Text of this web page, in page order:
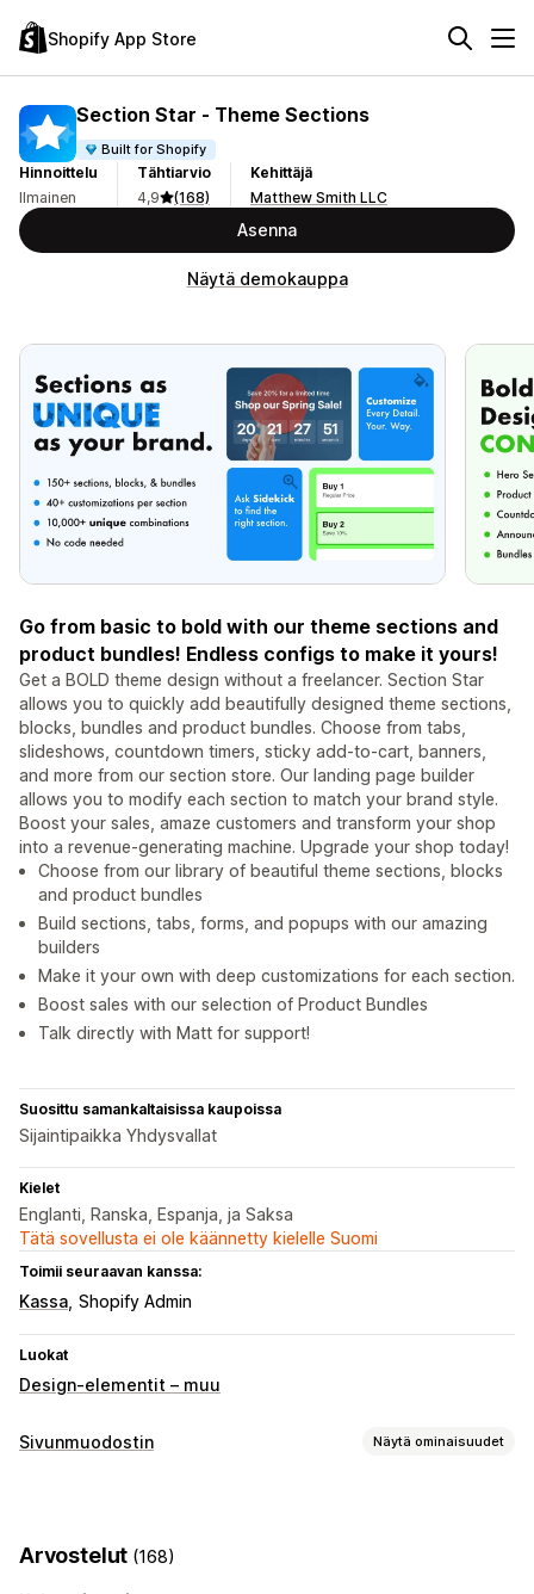
Shopify App Store
Section Star ‑ Theme Sections
Built for Shopify
Hinnoittelu
Ilmainen
Tähtiarvio
4,9
(168)
Kehittäjä
Matthew Smith LLC
Asenna
Näytä demokauppa
Go from basic to bold with our theme sections and
product bundles! Endless configs to make it yours!
Get a BOLD theme design without a freelancer. Section Star
allows you to quickly add beautifully designed theme sections,
blocks, bundles and product bundles. Choose from tabs,
slideshows, countdown timers, sticky add-to-cart, banners,
and more from our section store. Our landing page builder
allows you to modify each section to match your brand style.
Boost your sales, amaze customers and transform your shop
into a revenue-generating machine. Upgrade your shop today!
Choose from our library of beautiful theme sections, blocks
and product bundles
Build sections, tabs, forms, and popups with our amazing
builders
Make it your own with deep customizations for each section.
Boost sales with our selection of Product Bundles
Talk directly with Matt for support!
Suosittu samankaltaisissa kaupoissa
Sijaintipaikka Yhdysvallat
Kielet
Englanti, Ranska, Espanja, ja Saksa
Tätä sovellusta ei ole käännetty kielelle Suomi
Toimii seuraavan kanssa:
Kassa Shopify Admin
Luokat
Design-elementit – muu
Sivunmuodostin Näytä ominaisuudet
Yhteystietosivut Tietoa meistä -sivut
Alatunnisteet
Arvostelut (168)